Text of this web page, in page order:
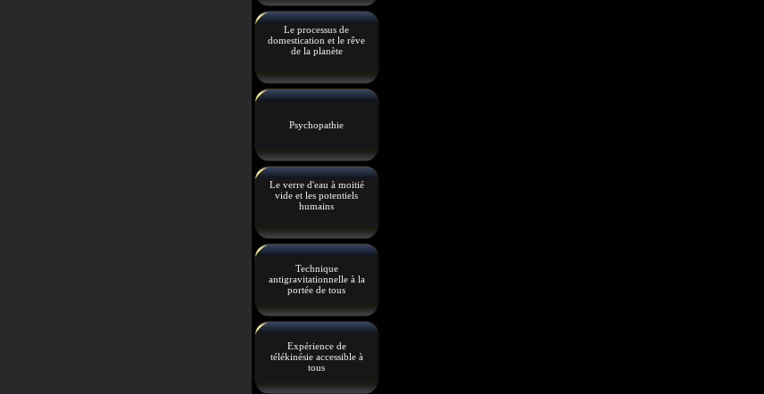
Le processus de
domestication et le rêve
de la planète
Psychopathie
Le verre d'eau à moitié
vide et les potentiels
humains
Technique
antigravitationnelle à la
portée de tous
Expérience de
télékinésie accessible à
tous